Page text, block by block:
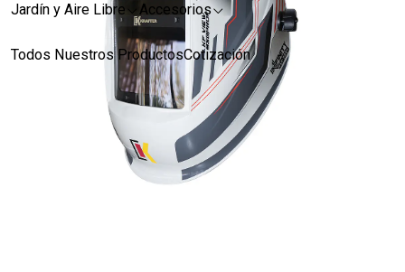
Jardín y Aire Libre Accesorios
Todos Nuestros ProductosCotización